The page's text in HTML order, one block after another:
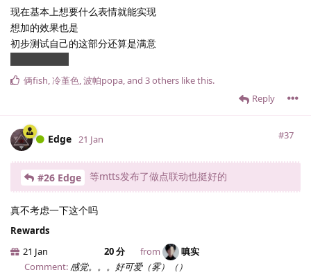
现在基本上想要什么表情就能实现
想加的效果也是
初步测试自己的这部分还算是满意
Reply
俩fish,冷堇色,波帕popa, and 3others like this.
Edge #37
21 Jan
#26 Edge 等mtts发布了做点联动也挺好的
真不考虑一下这个吗
Rewards
21 Jan
20 分 from
嗔实
Comment: 感觉。。。好可爱（雾）（）